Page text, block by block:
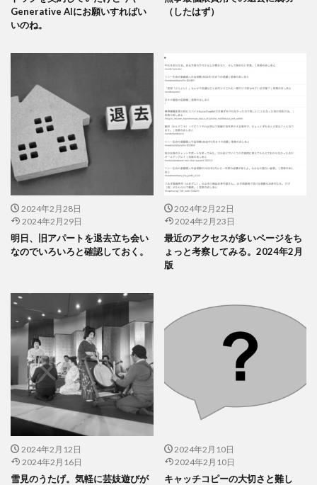
Generative AIにお願いすればい
いのね。
（したはず）
2024年2月28日
2024年2月29日
明日、旧アパートを退去立ち会い
なのでいろいろと確認しておく。
2024年2月22日
2024年2月23日
最近のアクセスが多いページをち
ょっと考察してみる。2024年2月
版
2024年2月12日
2024年2月16日
雪見のうたげ。気軽に芸妓遊びが
2024年2月10日
2024年2月10日
キャッチコピーの大切さと難し